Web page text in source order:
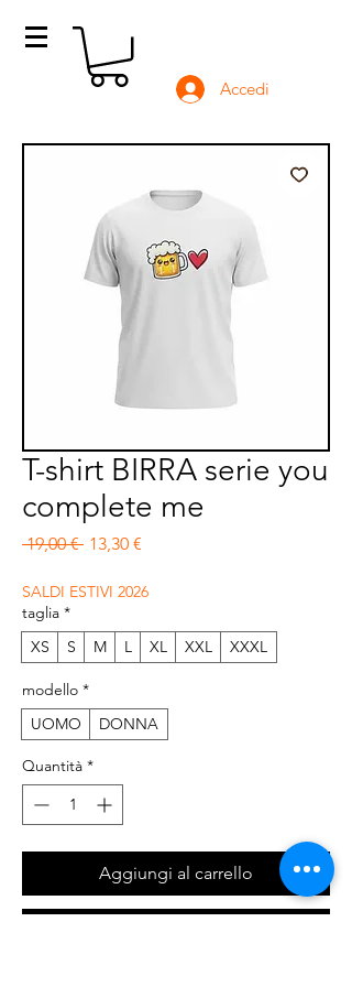
Accedi
T-shirt BIRRA serie you
complete me
19,00 € Prezzo regolare
13,30 €
SALDI ESTIVI 2026
taglia *
XS
S M L XL XXL XXXL
modello *
UOMO
DONNA
Quantità *
Aggiungi al carrello